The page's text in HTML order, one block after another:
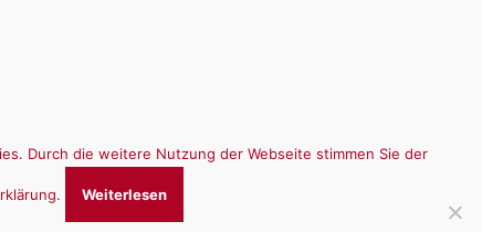
Durch die weitere Nutzung der Webseite stimmen Sie der
Weiterlesen